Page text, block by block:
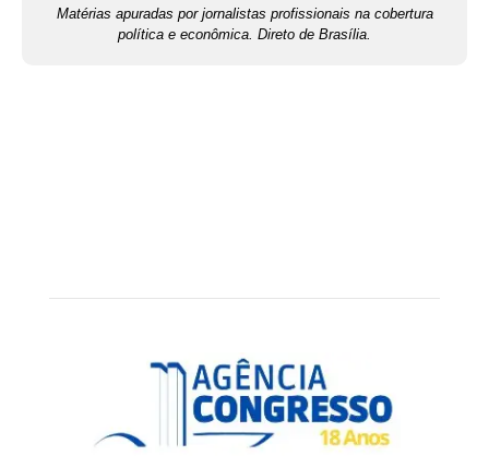
Matérias apuradas por jornalistas profissionais na cobertura
política e econômica. Direto de Brasília.